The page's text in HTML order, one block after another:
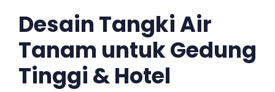
Desain Tangki Air
Tanam untuk Gedung
Tinggi & Hotel